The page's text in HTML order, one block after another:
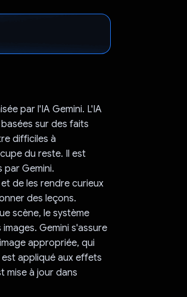
par l'IA Gemini. L'IA
sur des faits
difficiles à
du reste. Il est
par Gemini.
de les rendre curieux
des leçons.
scène, le système
Gemini s'assure
appropriée, qui
appliqué aux effets
mise à jour dans